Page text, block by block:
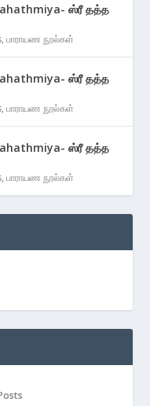
ஸ்ரீ தத்த
,பாராயண நூல்கள்
ஸ்ரீ தத்த
,பாராயண நூல்கள்
ஸ்ரீ தத்த
,பாராயண நூல்கள்